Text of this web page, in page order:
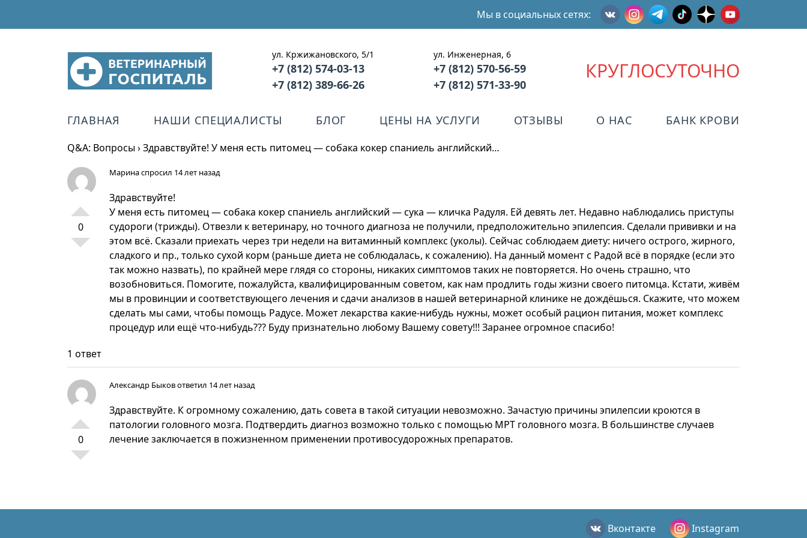
Мы в социальных сетях:
ул. Кржижановского, 5/1
+7 (812) 574-03-13
+7 (812) 389-66-26
ул. Инженерная, 6
+7 (812) 570-56-59
+7 (812) 571-33-90
КРУГЛОСУТОЧНО
ГЛАВНАЯ НАШИ СПЕЦИАЛИСТЫ БЛОГ ЦЕНЫ НА УСЛУГИ ОТЗЫВЫ О НАС БАНК КРОВИ
Q&A: Вопросы›Здравствуйте! У меня есть питомец — собака кокер спаниель английский…
0
Маринаспросил 14 лет назад
Здравствуйте!
У меня есть питомец — собака кокер спаниель английский — сука — кличка Радуля. Ей девять лет. Недавно наблюдались приступы
судороги (трижды). Отвезли к ветеринару, но точного диагноза не получили, предположительно эпилепсия. Сделали прививки и на
этом всё. Сказали приехать через три недели на витаминный комплекс (уколы). Сейчас соблюдаем диету: ничего острого, жирного,
сладкого и пр., только сухой корм (раньше диета не соблюдалась, к сожалению). На данный момент с Радой всё в порядке (если это
так можно назвать), по крайней мере глядя со стороны, никаких симптомов таких не повторяется. Но очень страшно, что
возобновиться. Помогите, пожалуйста, квалифицированным советом, как нам продлить годы жизни своего питомца. Кстати, живём
мы в провинции и соответствующего лечения и сдачи анализов в нашей ветеринарной клинике не дождёшься. Скажите, что можем
сделать мы сами, чтобы помощь Радусе. Может лекарства какие-нибудь нужны, может особый рацион питания, может комплекс
процедур или ещё что-нибудь??? Буду признательно любому Вашему совету!!! Заранее огромное спасибо!
1 ответ
0
Александр Быковответил 14 лет назад
Здравствуйте. К огромному сожалению, дать совета в такой ситуации невозможно. Зачастую причины эпилепсии кроются в
патологии головного мозга. Подтвердить диагноз возможно только с помощью МРТ головного мозга. В большинстве случаев
лечение заключается в пожизненном применении противосудорожных препаратов.
Вконтакте Instagram